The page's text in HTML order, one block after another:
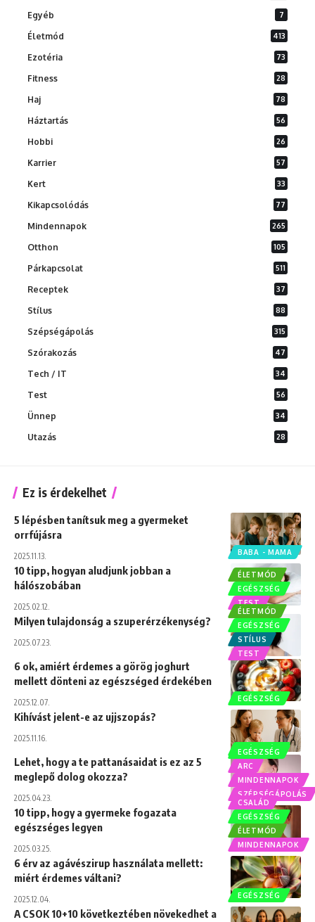
Egyéb 7
Életmód 413
Ezotéria 73
Fitness 28
Haj 78
Háztartás 56
Hobbi 26
Karrier 57
Kert 33
Kikapcsolódás 77
Mindennapok 265
Otthon 105
Párkapcsolat 511
Receptek 37
Stílus 88
Szépségápolás 315
Szórakozás 47
Tech / IT 34
Test 56
Ünnep 34
Utazás 28
Ez is érdekelhet
BABA - MAMA
5 lépésben tanítsuk meg a gyermeket
orrfújásra
2025.11.13.
ÉLETMÓD
EGÉSZSÉG
TEST
10 tipp, hogyan aludjunk jobban a
hálószobában
2025.02.12.
ÉLETMÓD
EGÉSZSÉG
STÍLUS
TEST
Milyen tulajdonság a szuperérzékenység?
2025.07.23.
EGÉSZSÉG
6 ok, amiért érdemes a görög joghurt
mellett dönteni az egészséged érdekében
2025.12.07.
EGÉSZSÉG
Kihívást jelent-e az ujjszopás?
2025.11.16.
EGÉSZSÉG
ARC
MINDENNAPOK
SZÉPSÉGÁPOLÁS
Lehet, hogy a te pattanásaidat is ez az 5
meglepő dolog okozza?
2025.04.23.
CSALÁD
EGÉSZSÉG
ÉLETMÓD
MINDENNAPOK
10 tipp, hogy a gyermeke fogazata
egészséges legyen
2025.03.25.
EGÉSZSÉG
6 érv az agávészirup használata mellett:
miért érdemes váltani?
2025.12.04.
A CSOK 10+10 következtében növekedhet a